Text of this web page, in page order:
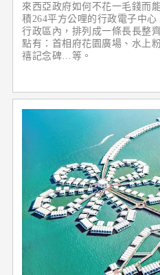
來西亞政府如何不花一毛錢而
積264平方公哩的行政電子中
行政區內，排列成一條長長整
點有：首相府花園廣場、水上
禧記念碑…等。